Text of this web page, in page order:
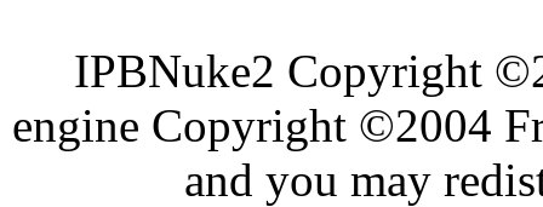
IPBNuke2 Copyright
engine Copyright ©2004
and you may